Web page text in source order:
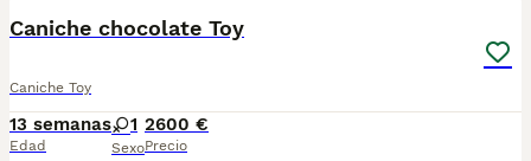
Caniche chocolate Toy
Caniche Toy
13 semanas
Edad
1
Sexo
2600 €
Precio